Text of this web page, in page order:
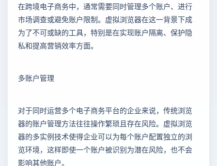
在跨境电子商务中，通常需要同时管理多个账户、进行
市场调查或避免账户限制。虚拟浏览器在这一背景下成
为了不可或缺的工具，特别是在实现账户隔离、保护隐
私和提高营销效率方面。
多账户管理
对于同时运营多个电子商务平台的企业来说，传统浏览
器的账户管理方法往往操作繁琐且存在风险。虚拟浏览
器的多实例技术使得企业可以为每个账户配置独立的浏
览环境，这样即使一个账户被识别为潜在风险，也不会
影响其他账户。